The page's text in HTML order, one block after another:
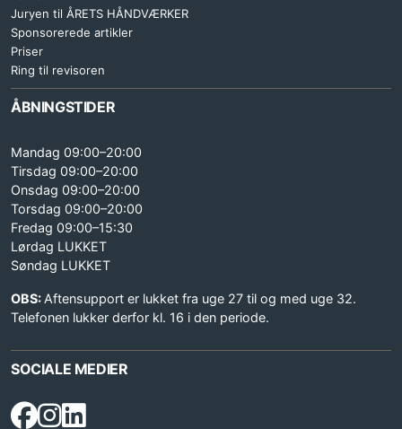
Juryen til ÅRETS HÅNDVÆRKER
Sponsorerede artikler
Priser
Ring til revisoren
ÅBNINGSTIDER
Mandag 09:00–20:00
Tirsdag 09:00–20:00
Onsdag 09:00–20:00
Torsdag 09:00–20:00
Fredag 09:00–15:30
Lørdag LUKKET
Søndag LUKKET
OBS: Aftensupport er lukket fra uge 27 til og med uge 32.
Telefonen lukker derfor kl. 16 i den periode.
SOCIALE MEDIER